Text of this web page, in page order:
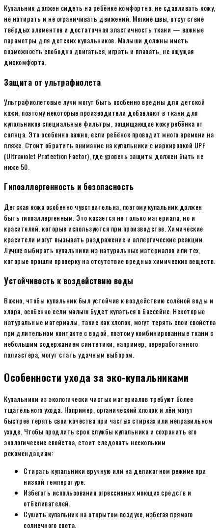
Купальник должен сидеть на ребёнке комфортно, не сдавливать кожу,
не натирать и не ограничивать движений. Мягкие швы, отсутствие
твёрдых элементов и достаточная эластичность ткани — важные
параметры для детских купальников. Малыши должны иметь
возможность свободно двигаться, играть и плавать, не ощущая
дискомфорта.
Защита от ультрафиолета
Ультрафиолетовые лучи могут быть особенно вредны для детской
кожи, поэтому некоторые производители добавляют в ткани для
купальников специальные фильтры, защищающие кожу ребёнка от
солнца. Это особенно важно, если ребёнок проводит много времени на
пляже. Стоит обратить внимание на купальники с маркировкой UPF
(Ultraviolet Protection Factor), где уровень защиты должен быть не
ниже 50.
Гипоаллергенность и безопасность
Детская кожа особенно чувствительна, поэтому купальник должен
быть гипоаллергенным. Это касается не только материала, но и
красителей, которые используются при производстве. Химические
красители могут вызывать раздражение и аллергические реакции.
Лучше выбирать купальники из натуральных материалов или тех,
которые прошли проверку на отсутствие вредных химических веществ.
Устойчивость к воздействию воды
Важно, чтобы купальник был устойчив к воздействию солёной воды и
хлора, особенно если малыш будет купаться в бассейне. Некоторые
натуральные материалы, такие как хлопок, могут терять свои свойства
при длительном контакте с водой, поэтому комбинированные ткани с
небольшим содержанием синтетики, например, переработанного
полиэстера, могут стать удачным выбором.
Особенности ухода за эко-купальниками
Купальники из экологически чистых материалов требуют более
тщательного ухода. Например, органический хлопок и лён могут
быстрее терять свои качества при частых стирках или неправильном
уходе. Чтобы продлить срок службы купальника и сохранить его
экологические свойства, стоит следовать нескольким
рекомендациям:
Стирать купальники вручную или на деликатном режиме при
низкой температуре.
Избегать использования агрессивных моющих средств и
отбеливателей.
Сушить купальник на открытом воздухе, избегая прямого
солнечного света.